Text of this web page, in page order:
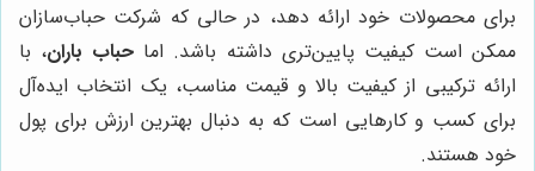
برای محصولات خود ارائه دهد، در حالی که شرکت حباب‌سازان
ممکن است کیفیت پایین‌تری داشته باشد. اما حباب باران، با
ارائه ترکیبی از کیفیت بالا و قیمت مناسب، یک انتخاب ایده‌آل
برای کسب و کارهایی است که به دنبال بهترین ارزش برای پول
خود هستند.